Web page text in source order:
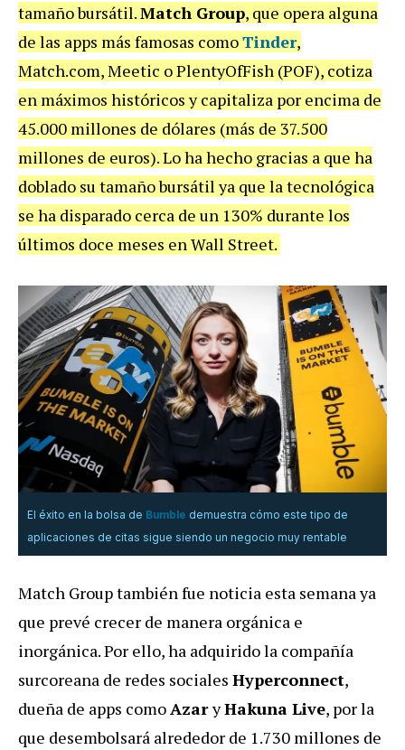
tamaño bursátil.Match Group, que opera alguna
de las apps más famosas comoTinder,
Match.com, Meetic o PlentyOfFish (POF), cotiza
en máximos históricos y capitaliza por encima de
45.000 millones de dólares (más de 37.500
millones de euros). Lo ha hecho gracias a que ha
doblado su tamaño bursátil ya que la tecnológica
se ha disparado cerca de un 130% durante los
últimos doce meses en Wall Street.
El éxito en la bolsa de Bumble demuestra cómo este tipo de
aplicaciones de citas sigue siendo un negocio muy rentable
Match Group también fue noticia esta semana ya
que prevé crecer de manera orgánica e
inorgánica. Por ello, ha adquirido la compañía
surcoreana de redes sociales Hyperconnect,
dueña de apps comoAzaryHakuna Live, por la
que desembolsará alrededor de 1.730 millones de